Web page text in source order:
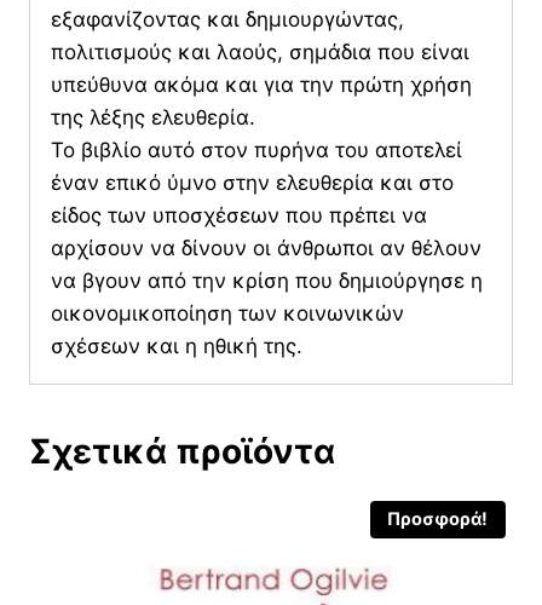
εξαφανίζοντας και δημιουργώντας,
πολιτισμούς και λαούς, σημάδια που είναι
υπεύθυνα ακόμα και για την πρώτη χρήση
της λέξης ελευθερία.
Το βιβλίο αυτό στον πυρήνα του αποτελεί
έναν επικό ύμνο στην ελευθερία και στο
είδος των υποσχέσεων που πρέπει να
αρχίσουν να δίνουν οι άνθρωποι αν θέλουν
να βγουν από την κρίση που δημιούργησε η
οικονομικοποίηση των κοινωνικών
σχέσεων και η ηθική της.
Σχετικά προϊόντα
Προσφορά!